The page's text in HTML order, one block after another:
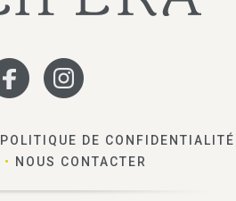
POLITIQUE DE CONFIDENTIALITÉ
• NOUS CONTACTER